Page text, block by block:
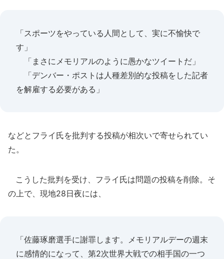
「スポーツをやっている人間として、実に不愉快で
す」
「まさにメモリアルのように愚かなツイートだ」
「デンバー・ポストは人種差別的な投稿をした記者
を解雇する必要がある」
などとフライ氏を批判する投稿が相次いで寄せられてい
た。
こうした批判を受け、フライ氏は問題の投稿を削除。そ
の上で、現地28日夜には、
「佐藤琢磨選手に謝罪します。メモリアルデーの週末
に感情的になって、第2次世界大戦での相手国の一つ